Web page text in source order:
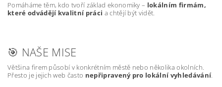
Pomáháme těm, kdo tvoří základ ekonomiky – lokálním firmám,
které odvádějí kvalitní práci a chtějí být vidět.
🎯 NAŠE MISE
Většina firem působí v konkrétním městě nebo několika okolních.
Přesto je jejich web často nepřipravený pro lokální vyhledávání.